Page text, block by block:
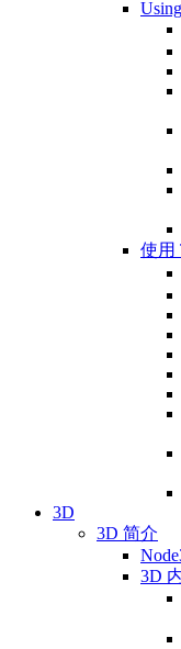
使用
3D
3D 简介
3D